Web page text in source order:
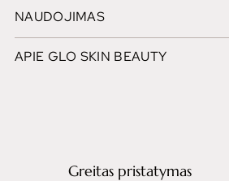
NAUDOJIMAS
APIE GLO SKIN BEAUTY
Greitas pristatymas